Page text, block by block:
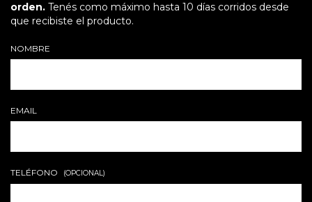
orden. Tenés como máximo hasta 10 días corridos desde
que recibiste el producto.
NOMBRE
EMAIL
TELÉFONO (OPCIONAL)